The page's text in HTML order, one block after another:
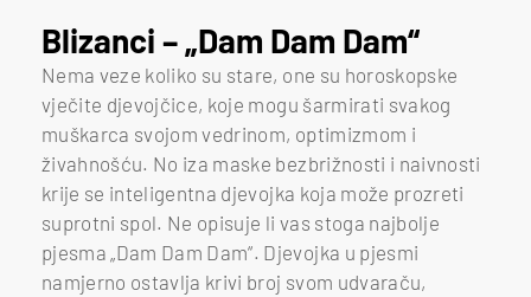
Blizanci – „Dam Dam Dam“
Nema veze koliko su stare, one su horoskopske
vječite djevojčice, koje mogu šarmirati svakog
muškarca svojom vedrinom, optimizmom i
živahnošću. No iza maske bezbrižnosti i naivnosti
krije se inteligentna djevojka koja može prozreti
suprotni spol. Ne opisuje li vas stoga najbolje
pjesma „Dam Dam Dam“. Djevojka u pjesmi
namjerno ostavlja krivi broj svom udvaraču,